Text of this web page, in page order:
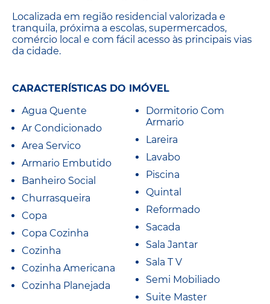
Localizada em região residencial valorizada e
tranquila, próxima a escolas, supermercados,
comércio local e com fácil acesso às principais vias
da cidade.
CARACTERÍSTICAS DO IMÓVEL
Agua Quente
Ar Condicionado
Area Servico
Armario Embutido
Banheiro Social
Churrasqueira
Copa
Copa Cozinha
Cozinha
Cozinha Americana
Cozinha Planejada
Dormitorio Com
Armario
Lareira
Lavabo
Piscina
Quintal
Reformado
Sacada
Sala Jantar
Sala T V
Semi Mobiliado
Suite Master